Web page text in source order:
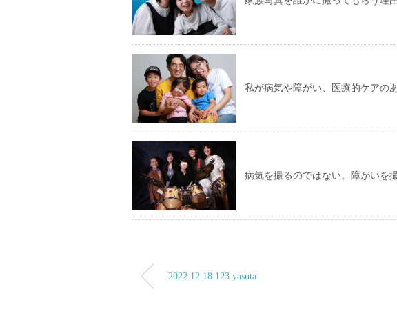
私が病気や障がい、医療的ケアの
病気を撮るのではない。障がいを
2022.12.18.123.yasuta